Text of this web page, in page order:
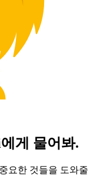
게 물어봐.
요한 것들을 도와줄